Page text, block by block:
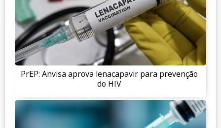
PrEP: Anvisa aprova lenacapavir para prevenção
do HIV